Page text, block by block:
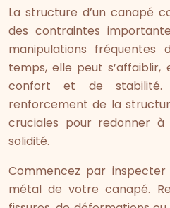
La structure d’un canapé
des contraintes
manipulations fréquentes
temps, elle peut
confort et de
renforcement de la
cruciales pour redonner
solidité.
Commencez par
métal de votre canapé.